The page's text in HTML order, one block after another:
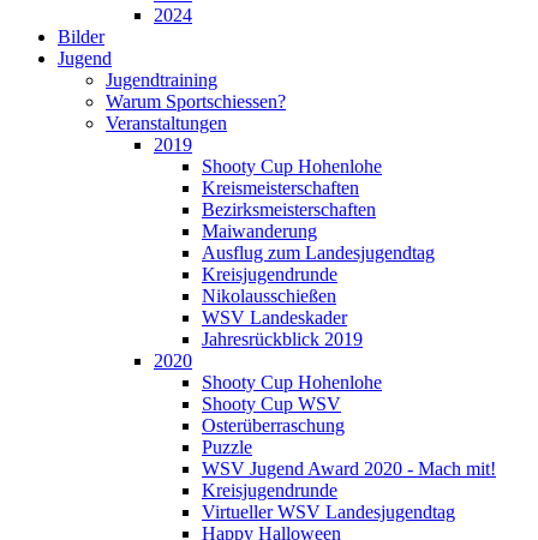
2024
Bilder
Jugend
Jugendtraining
Warum Sportschiessen?
Veranstaltungen
2019
Shooty Cup Hohenlohe
Kreismeisterschaften
Bezirksmeisterschaften
Maiwanderung
Ausflug zum Landesjugendtag
Kreisjugendrunde
Nikolausschießen
WSV Landeskader
Jahresrückblick 2019
2020
Shooty Cup Hohenlohe
Shooty Cup WSV
Osterüberraschung
Puzzle
WSV Jugend Award 2020 - Mach mit!
Kreisjugendrunde
Virtueller WSV Landesjugendtag
Happy Halloween